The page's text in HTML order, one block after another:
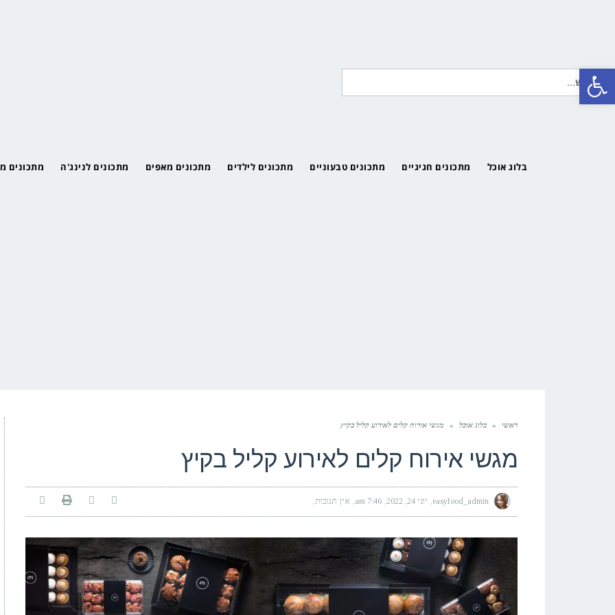
פתח סרגל נגישות
חיפוש
עבור:
בלוג אוכל מתכונים חגיגיים מתכונים טבעוניים מתכונים לילדים מתכונים מאפים מתכונים לנינג'ה מתכונים
ראשי » בלוג אוכל » מגשי אירוח קלים לאירוע קליל בקיץ
מגשי אירוח קלים לאירוע קליל בקיץ
easyfood_admin יוני 24, 2022 7:46 am אין תגובות